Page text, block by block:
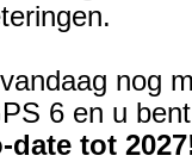
nog
6 en u bent
date tot